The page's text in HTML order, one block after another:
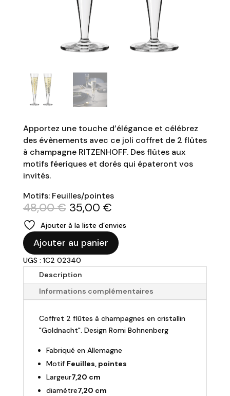
Apportez une touche d’élégance et célébrez
des évènements avec ce joli coffret de 2 flûtes
à champagne RITZENHOFF. Des flûtes aux
motifs féeriques et dorés qui épateront vos
invités.
Motifs: Feuilles/pointes
48,00€ Le
prix
initial
était :
48,00 €.
35,00 €Le
prix
actuel
est :
35,00 €.
Ajouter à la liste d’envies
quantité
de
RITZENHOFF
Coffret
"Goldnacht"
Ajouter au panier
UGS : 1C2 02340
Description
Informations complémentaires
Coffret 2 flûtes à champagnes en cristallin
"Goldnacht". Design Romi Bohnenberg
Fabriqué en Allemagne
Motif Feuilles, pointes
Largeur7,20 cm
diamètre7,20 cm